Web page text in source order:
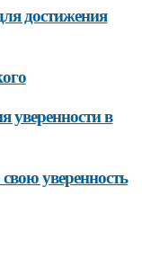
достижения
уверенности в
уверенность